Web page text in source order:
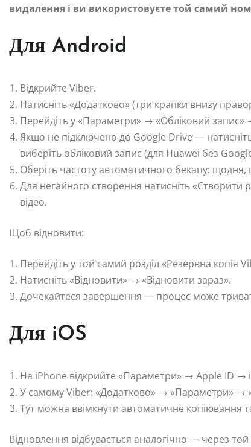
видалення і ви використовуєте той самий
Для Android
Відкрийте Viber.
Натисніть «Додатково» (три крапки внизу
Перейдіть у «Параметри» → «Обліковий запис»
Якщо не підключено до Google Drive —
виберіть обліковий запис (для Huawei без
Оберіть частоту автоматичного бекапу:
Для негайного створення натисніть «Створити
відео.
Щоб відновити:
Перейдіть у той самий розділ «Резервна копія
Натисніть «Відновити» → «Відновити зараз».
Дочекайтеся завершення — процес може
Для iOS
На iPhone відкрийте «Параметри» → Apple ID →
У самому Viber: «Додатково» → «Параметри» →
Тут можна ввімкнути автоматичне копіювання
Відновлення відбувається аналогічно — через